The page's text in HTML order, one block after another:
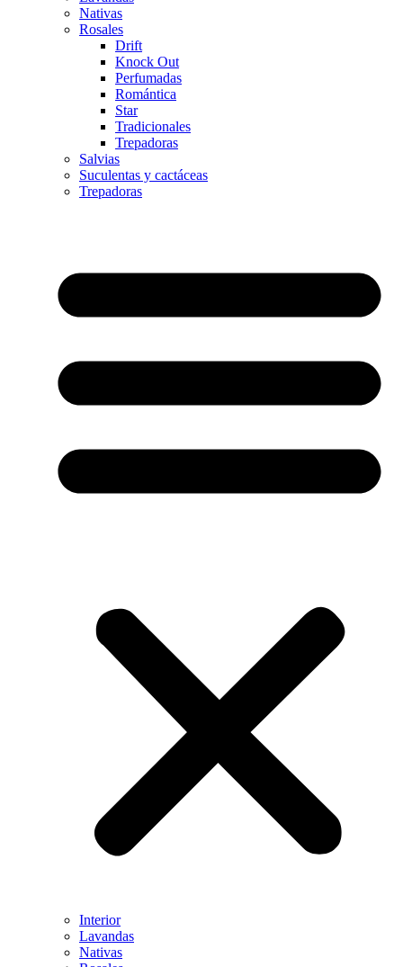
Nativas
Rosales
Drift
Knock Out
Perfumadas
Romántica
Star
Tradicionales
Trepadoras
Salvias
Suculentas y cactáceas
Trepadoras
Interior
Lavandas
Nativas